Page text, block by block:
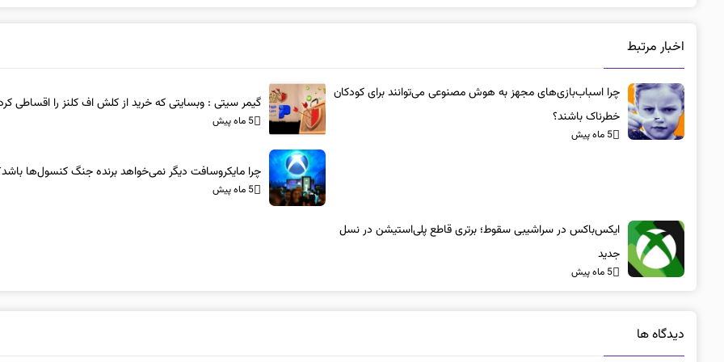
اخبار مرتبط
چرا اسباب‌بازی‌های مجهز به هوش مصنوعی می‌توانند برای کودکان
خطرناک باشند؟
5 ماه پیش
گیمر سیتی : وبسایتی که خرید از کلش اف کلنز را اقساطی
5 ماه پیش
چرا مایکروسافت دیگر نمی‌خواهد برنده جنگ کنسول‌ها
5 ماه پیش
ایکس‌باکس در سراشیبی سقوط؛ برتری قاطع پلی‌استیشن در نسل
جدید
5 ماه پیش
دیدگاه ها